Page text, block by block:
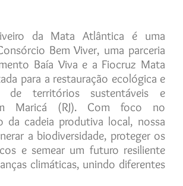
da Mata Atlântica é uma
Bem Viver, uma parceria
Baía Viva e a Fiocruz Mata
para a restauração ecológica e
de territórios sustentáveis e
Maricá (RJ). Com foco no
da cadeia produtiva local, nossa
a biodiversidade, proteger os
e semear um futuro resiliente
climáticas, unindo diferentes